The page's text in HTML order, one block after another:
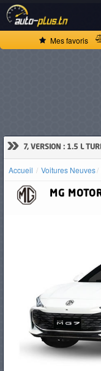
Mes favoris
» 7, VERSION : 1.5 L
Accueil Voitures Neuves
MG
ACCUEIL
D'OCCASION
PNEUS